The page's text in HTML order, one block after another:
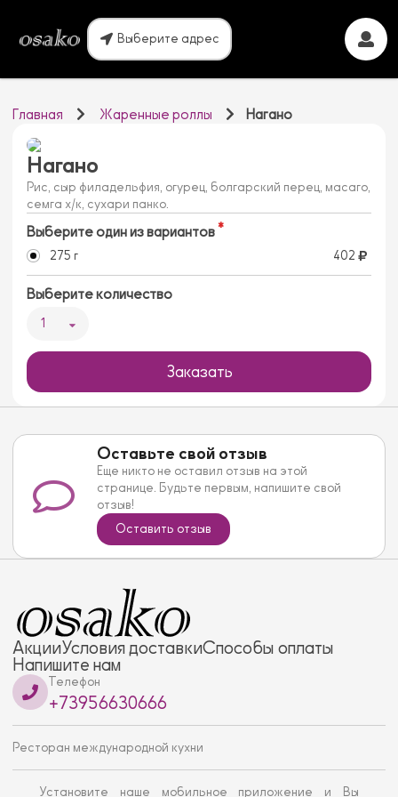
Выберите адрес
Главная Жаренные роллы Нагано
Нагано
Рис, сыр филадельфия, огурец, болгарский перец, масаго,
семга х/к, сухари панко.
Выберите один из вариантов
275 г 402
Выберите количество
1
Заказать
Оставьте свой отзыв
Еще никто не оставил отзыв на этой
странице. Будьте первым, напишите свой
отзыв!
Оставить отзыв
АкцииУсловия доставкиСпособы оплаты
Напишите нам
Телефон
+73956630666
Ресторан международной кухни
Установите наше мобильное приложение и Вы